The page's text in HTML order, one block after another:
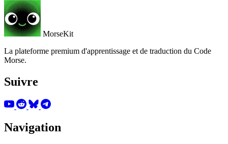
MorseKit
La plateforme premium d'apprentissage et de traduction du Code
Morse.
Suivre
Navigation